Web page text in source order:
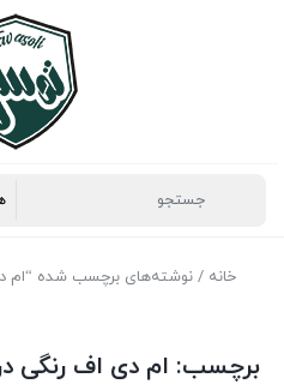
خانه / نوشته‌های برچسب شده “ام
برچسب: ام دی اف رنگی